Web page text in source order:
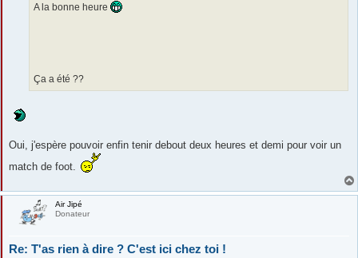
A la bonne heure
Ça a été ??
Oui, j'espère pouvoir enfin tenir debout deux heures et demi pour voir un
match de foot.
Air Jipé
Donateur
Re: T'as rien à dire ? C'est ici chez toi !